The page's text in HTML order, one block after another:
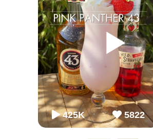
▶
425K 5822
▶
98K 1099
▶
86K
▶
2.2M
65K
65K